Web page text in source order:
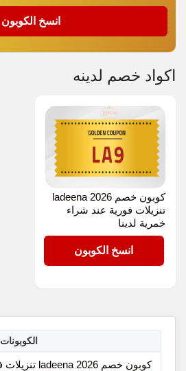
انسخ الكوبون
اكواد خصم لدينه
كوبون خصم ladeena 2026
تنزيلات فورية عند شراء
خمرية لدينا
انسخ الكوبون
الكوبونات
كوبون خصم ladeena 2026 تنزيلات فورية عند شراء خمرية لدينا